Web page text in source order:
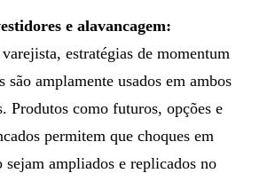
e alavancagem:
estratégias de momentum
são amplamente usados em ambos
Produtos como futuros, opções e
permitem que choques em
sejam ampliados e replicados no